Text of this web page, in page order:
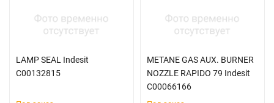
LAMP SEAL Indesit
C00132815
METANE GAS AUX. BURNER
NOZZLE RAPIDO 79 Indesit
C00066166